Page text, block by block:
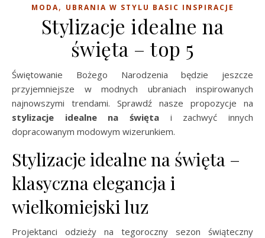
MODA, UBRANIA W STYLU BASIC INSPIRACJE
Stylizacje idealne na
święta – top 5
Świętowanie Bożego Narodzenia będzie jeszcze
przyjemniejsze w modnych ubraniach inspirowanych
najnowszymi trendami. Sprawdź nasze propozycje na
stylizacje idealne na święta i zachwyć innych
dopracowanym modowym wizerunkiem.
Stylizacje idealne na święta –
klasyczna elegancja i
wielkomiejski luz
Projektanci odzieży na tegoroczny sezon świąteczny